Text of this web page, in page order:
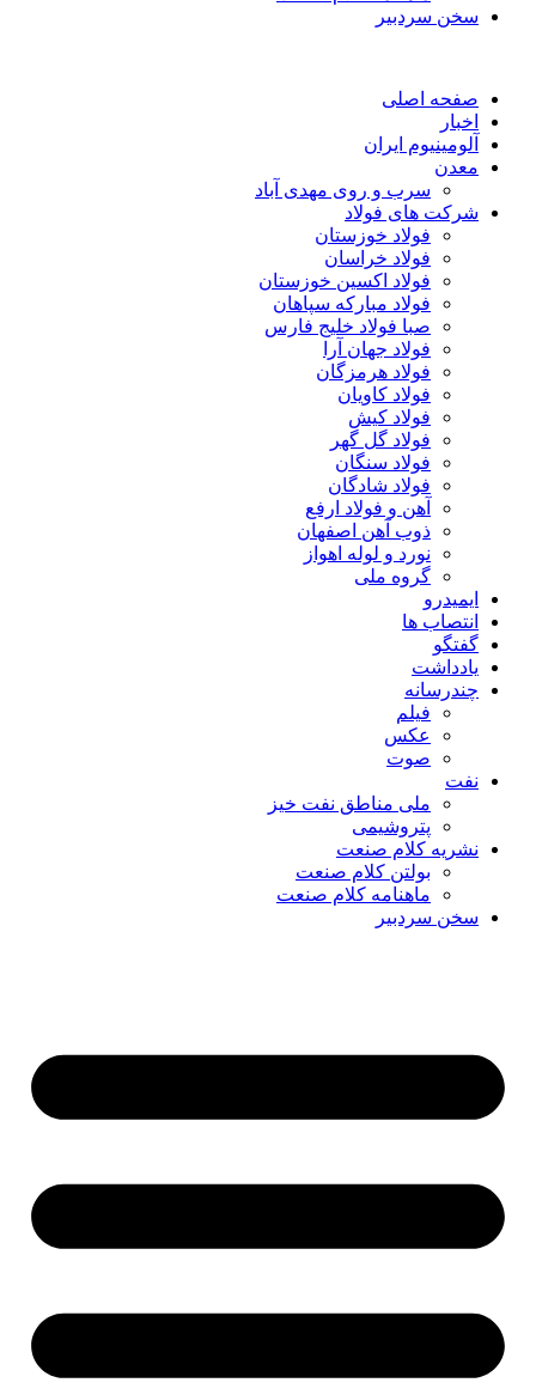
سخن سردبیر
صفحه اصلی
اخبار
آلومینیوم ایران
معدن
سرب و روی مهدی آباد
شرکت های فولاد
فولاد خوزستان
فولاد خراسان
فولاد اکسین خوزستان
فولاد مبارکه سپاهان
صبا فولاد خلیج فارس
فولاد جهان آرا
فولاد هرمزگان
فولاد کاویان
فولاد کیش
فولاد گل گهر
فولاد سنگان
فولاد شادگان
آهن و فولاد ارفع
ذوب آهن اصفهان
نورد و لوله اهواز
گروه ملی
ایمیدرو
انتصاب ها
گفتگو
یادداشت
چندرسانه
فیلم
عکس
صوت
نفت
ملی مناطق نفت خیز
پتروشیمی
نشریه کلام صنعت
بولتن کلام صنعت
ماهنامه کلام صنعت
سخن سردبیر